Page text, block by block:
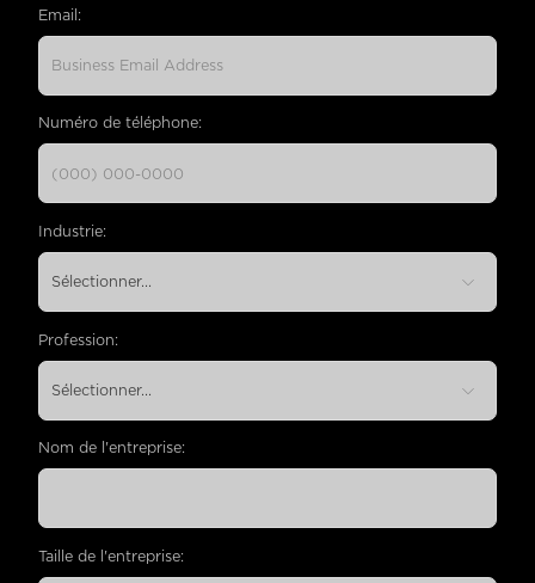
Email:
Numéro de téléphone:
Industrie:
Profession:
Nom de l'entreprise:
Taille de l'entreprise: